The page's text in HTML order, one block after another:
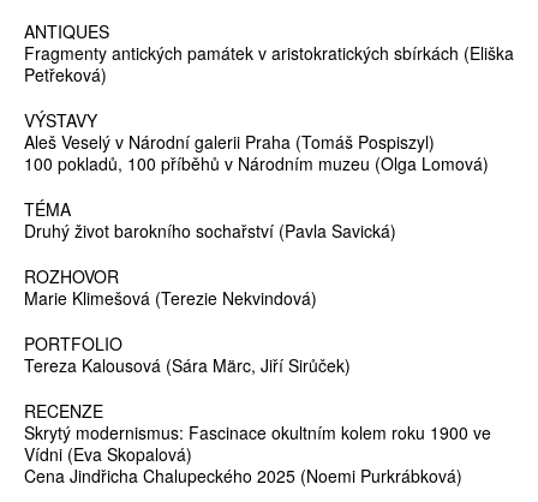
ANTIQUES
Fragmenty antických památek v aristokratických sbírkách (Eliška
Petřeková)
VÝSTAVY
Aleš Veselý v Národní galerii Praha (Tomáš Pospiszyl)
100 pokladů, 100 příběhů v Národním muzeu (Olga Lomová)
TÉMA
Druhý život barokního sochařství (Pavla Savická)
ROZHOVOR
Marie Klimešová (Terezie Nekvindová)
PORTFOLIO
Tereza Kalousová (Sára Märc, Jiří Sirůček)
RECENZE
Skrytý modernismus: Fascinace okultním kolem roku 1900 ve
Vídni (Eva Skopalová)
Cena Jindřicha Chalupeckého 2025 (Noemi Purkrábková)